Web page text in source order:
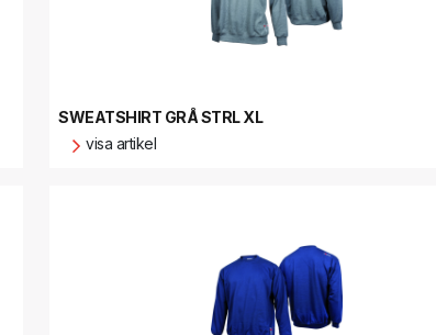
SWEATSHIRT GRÅ STRL XL
visa artikel